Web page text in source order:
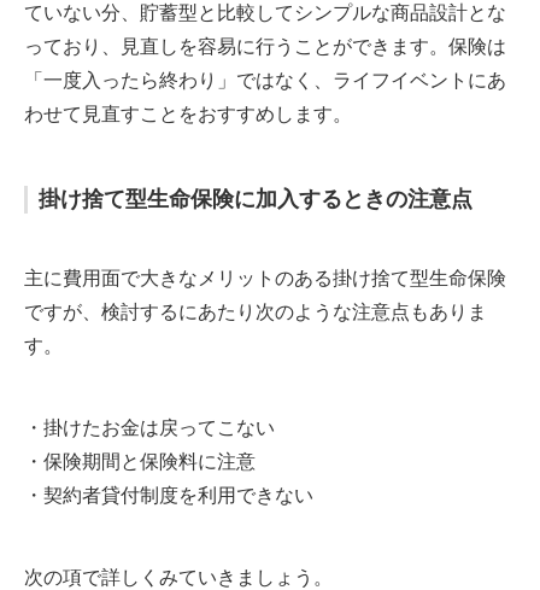
ていない分、貯蓄型と比較してシンプルな商品設計とな
っており、見直しを容易に行うことができます。保険は
「一度入ったら終わり」ではなく、ライフイベントにあ
わせて見直すことをおすすめします。
掛け捨て型生命保険に加入するときの注意点
主に費用面で大きなメリットのある掛け捨て型生命保険
ですが、検討するにあたり次のような注意点もありま
す。
・掛けたお金は戻ってこない
・保険期間と保険料に注意
・契約者貸付制度を利用できない
次の項で詳しくみていきましょう。